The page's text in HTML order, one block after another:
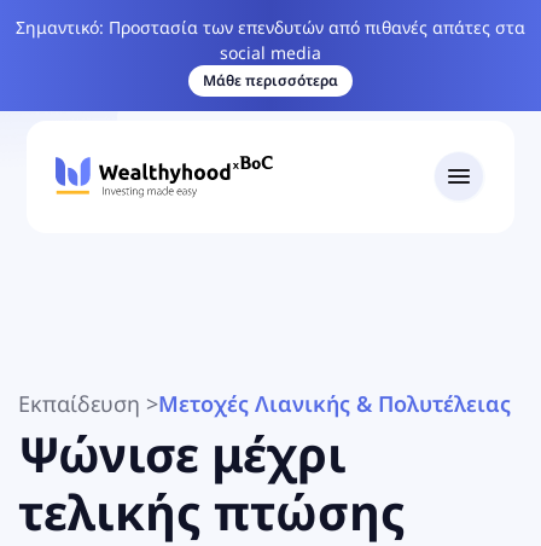
Σημαντικό: Προστασία των επενδυτών από πιθανές απάτες στα
social media
Μάθε περισσότερα
Εκπαίδευση >Μετοχές Λιανικής & Πολυτέλειας
Ψώνισε μέχρι
τελικής πτώσης